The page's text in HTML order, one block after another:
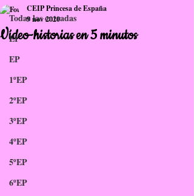
Todas las entradas
EI
EP
1ºEP
2ºEP
3ºEP
4ºEP
5ºEP
6ºEP
Vídeo-historias en 5 minutos
CEIP Princesa de España
9 nov 2020